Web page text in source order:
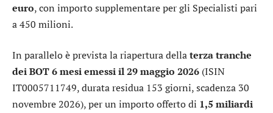
euro, con importo supplementare per gli Specialisti pari
a 450 milioni.
In parallelo è prevista la riapertura dellaterza tranche
dei BOT 6 mesi emessi il 29 maggio 2026 (ISIN
IT0005711749, durata residua 153 giorni, scadenza 30
novembre 2026), per un importo offerto di 1,5 miliardi